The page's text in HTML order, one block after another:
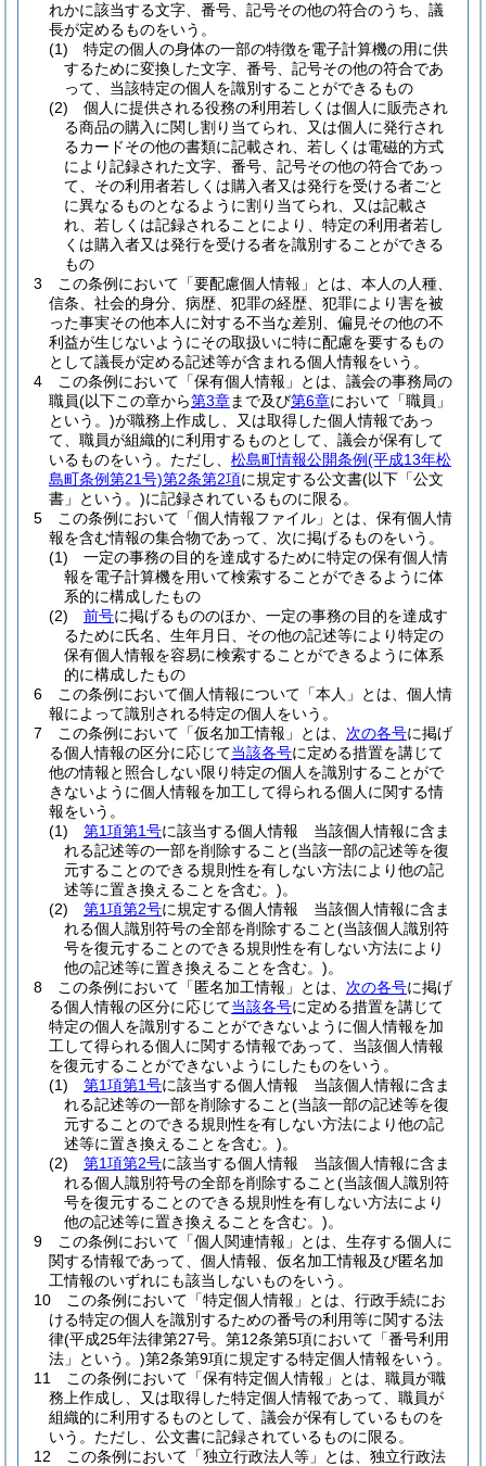
れかに該当する文字、番号、記号その他の符合のうち、議
長が定めるものをいう。
(1)
特定の個人の身体の一部の特徴を電子計算機の用に供
するために変換した文字、番号、記号その他の符合であ
って、当該特定の個人を識別することができるもの
(2)
個人に提供される役務の利用若しくは個人に販売され
る商品の購入に関し割り当てられ、又は個人に発行され
るカードその他の書類に記載され、若しくは電磁的方式
により記録された文字、番号、記号その他の符合であっ
て、その利用者若しくは購入者又は発行を受ける者ごと
に異なるものとなるように割り当てられ、又は記載さ
れ、若しくは記録されることにより、特定の利用者若し
くは購入者又は発行を受ける者を識別することができる
もの
3
この条例において「要配慮個人情報」とは、本人の人種、
信条、社会的身分、病歴、犯罪の経歴、犯罪により害を被
った事実その他本人に対する不当な差別、偏見その他の不
利益が生じないようにその取扱いに特に配慮を要するもの
として議長が定める記述等が含まれる個人情報をいう。
4
この条例において「保有個人情報」とは、議会の事務局の
職員(以下この章から第3章まで及び第6章において「職員」
という。)が職務上作成し、又は取得した個人情報であっ
て、職員が組織的に利用するものとして、議会が保有して
いるものをいう。 ただし、 松島町情報公開条例(平成13年松
島町条例第21号)第2条第2項に規定する公文書(以下「公文
書」という。)に記録されているものに限る。
5
この条例において「個人情報ファイル」とは、保有個人情
報を含む情報の集合物であって、次に掲げるものをいう。
(1)
一定の事務の目的を達成するために特定の保有個人情
報を電子計算機を用いて検索することができるように体
系的に構成したもの
(2)
前号に掲げるもののほか、一定の事務の目的を達成す
るために氏名、生年月日、その他の記述等により特定の
保有個人情報を容易に検索することができるように体系
的に構成したもの
6
この条例において個人情報について「本人」とは、個人情
報によって識別される特定の個人をいう。
7
この条例において「仮名加工情報」とは、 次の各号に掲げ
る個人情報の区分に応じて当該各号に定める措置を講じて
他の情報と照合しない限り特定の個人を識別することがで
きないように個人情報を加工して得られる個人に関する情
報をいう。
(1)
第1項第1号に該当する個人情報 当該個人情報に含ま
れる記述等の一部を削除すること(当該一部の記述等を復
元することのできる規則性を有しない方法により他の記
述等に置き換えることを含む。)。
(2)
第1項第2号に規定する個人情報 当該個人情報に含ま
れる個人識別符号の全部を削除すること(当該個人識別符
号を復元することのできる規則性を有しない方法により
他の記述等に置き換えることを含む。)。
8
この条例において「匿名加工情報」とは、 次の各号に掲げ
る個人情報の区分に応じて当該各号に定める措置を講じて
特定の個人を識別することができないように個人情報を加
工して得られる個人に関する情報であって、当該個人情報
を復元することができないようにしたものをいう。
(1)
第1項第1号に該当する個人情報 当該個人情報に含ま
れる記述等の一部を削除すること(当該一部の記述等を復
元することのできる規則性を有しない方法により他の記
述等に置き換えることを含む。)。
(2)
第1項第2号に該当する個人情報 当該個人情報に含ま
れる個人識別符号の全部を削除すること(当該個人識別符
号を復元することのできる規則性を有しない方法により
他の記述等に置き換えることを含む。)。
9
この条例において「個人関連情報」とは、生存する個人に
関する情報であって、個人情報、仮名加工情報及び匿名加
工情報のいずれにも該当しないものをいう。
10
この条例において「特定個人情報」とは、行政手続にお
ける特定の個人を識別するための番号の利用等に関する法
律(平成25年法律第27号。第12条第5項において「番号利用
法」という。)第2条第9項に規定する特定個人情報をいう。
11
この条例において「保有特定個人情報」とは、職員が職
務上作成し、又は取得した特定個人情報であって、職員が
組織的に利用するものとして、議会が保有しているものを
いう。 ただし、公文書に記録されているものに限る。
12
この条例において「独立行政法人等」とは、独立行政法